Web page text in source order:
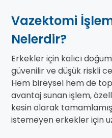
Vazektomi
Nelerdir?
Erkekler için kalıcı
güvenilir ve düşük riskli
Hem bireysel hem de
avantaj sunan işlem,
kesin olarak
istemeyen erkekler için